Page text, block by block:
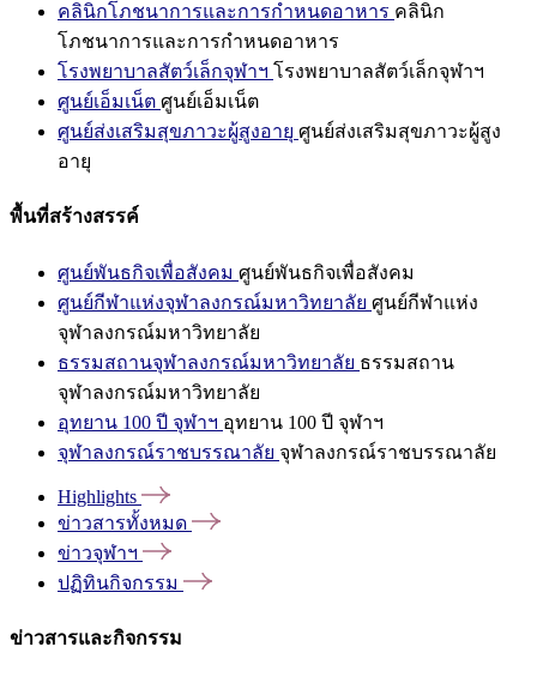
คลินิกโภชนาการและการกำหนดอาหาร คลินิก
โภชนาการและการกำหนดอาหาร
โรงพยาบาลสัตว์เล็กจุฬาฯ โรงพยาบาลสัตว์เล็กจุฬาฯ
ศูนย์เอ็มเน็ต ศูนย์เอ็มเน็ต
ศูนย์ส่งเสริมสุขภาวะผู้สูงอายุ ศูนย์ส่งเสริมสุขภาวะผู้สูง
อายุ
พื้นที่สร้างสรรค์
ศูนย์พันธกิจเพื่อสังคม ศูนย์พันธกิจเพื่อสังคม
ศูนย์กีฬาแห่งจุฬาลงกรณ์มหาวิทยาลัย ศูนย์กีฬาแห่ง
จุฬาลงกรณ์มหาวิทยาลัย
ธรรมสถานจุฬาลงกรณ์มหาวิทยาลัย ธรรมสถาน
จุฬาลงกรณ์มหาวิทยาลัย
อุทยาน 100 ปี จุฬาฯ อุทยาน 100 ปี จุฬาฯ
จุฬาลงกรณ์ราชบรรณาลัย จุฬาลงกรณ์ราชบรรณาลัย
Highlights
ข่าวสารทั้งหมด
ข่าวจุฬาฯ
ปฏิทินกิจกรรม
ข่าวสารและกิจกรรม